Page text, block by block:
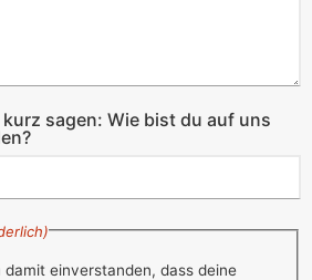
sagen: Wie bist du auf uns
damit einverstanden, dass deine